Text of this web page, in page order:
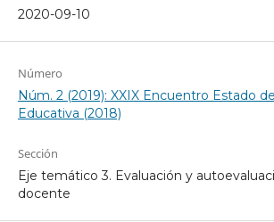
2020-09-10
Número
Núm. 2 (2019): XXIX Encuentro Estado
Educativa (2018)
Sección
Eje temático 3. Evaluación y
docente